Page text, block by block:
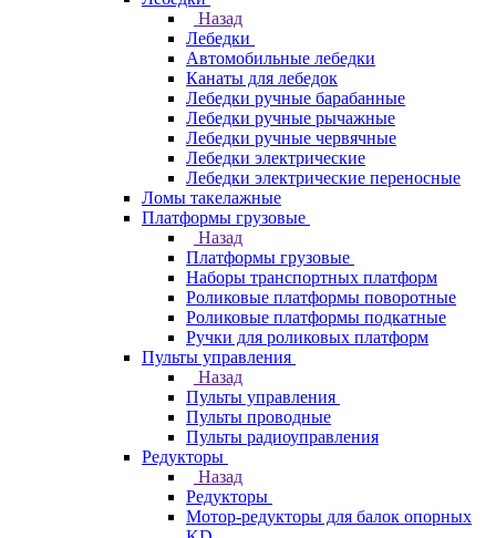
Назад
Лебедки
Автомобильные лебедки
Канаты для лебедок
Лебедки ручные барабанные
Лебедки ручные рычажные
Лебедки ручные червячные
Лебедки электрические
Лебедки электрические переносные
Ломы такелажные
Платформы грузовые
Назад
Платформы грузовые
Наборы транспортных платформ
Роликовые платформы поворотные
Роликовые платформы подкатные
Ручки для роликовых платформ
Пульты управления
Назад
Пульты управления
Пульты проводные
Пульты радиоуправления
Редукторы
Назад
Редукторы
Мотор-редукторы для балок опорных